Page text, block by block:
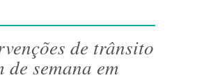
de trânsito
semana em